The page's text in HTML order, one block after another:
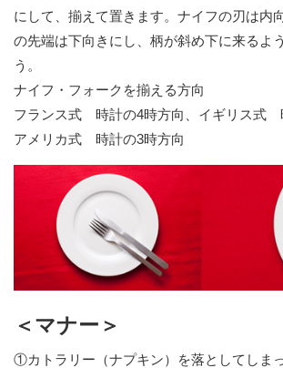
にして、揃えて置きます。ナイフの刃は内
の先端は下向きにし、柄が斜め下に来るよ
う。
ナイフ・フォークを揃える方向
フランス式 時計の4時方向、イギリス式
アメリカ式 時計の3時方向
＜マナー＞
①カトラリー（ナプキン）を落としてしま